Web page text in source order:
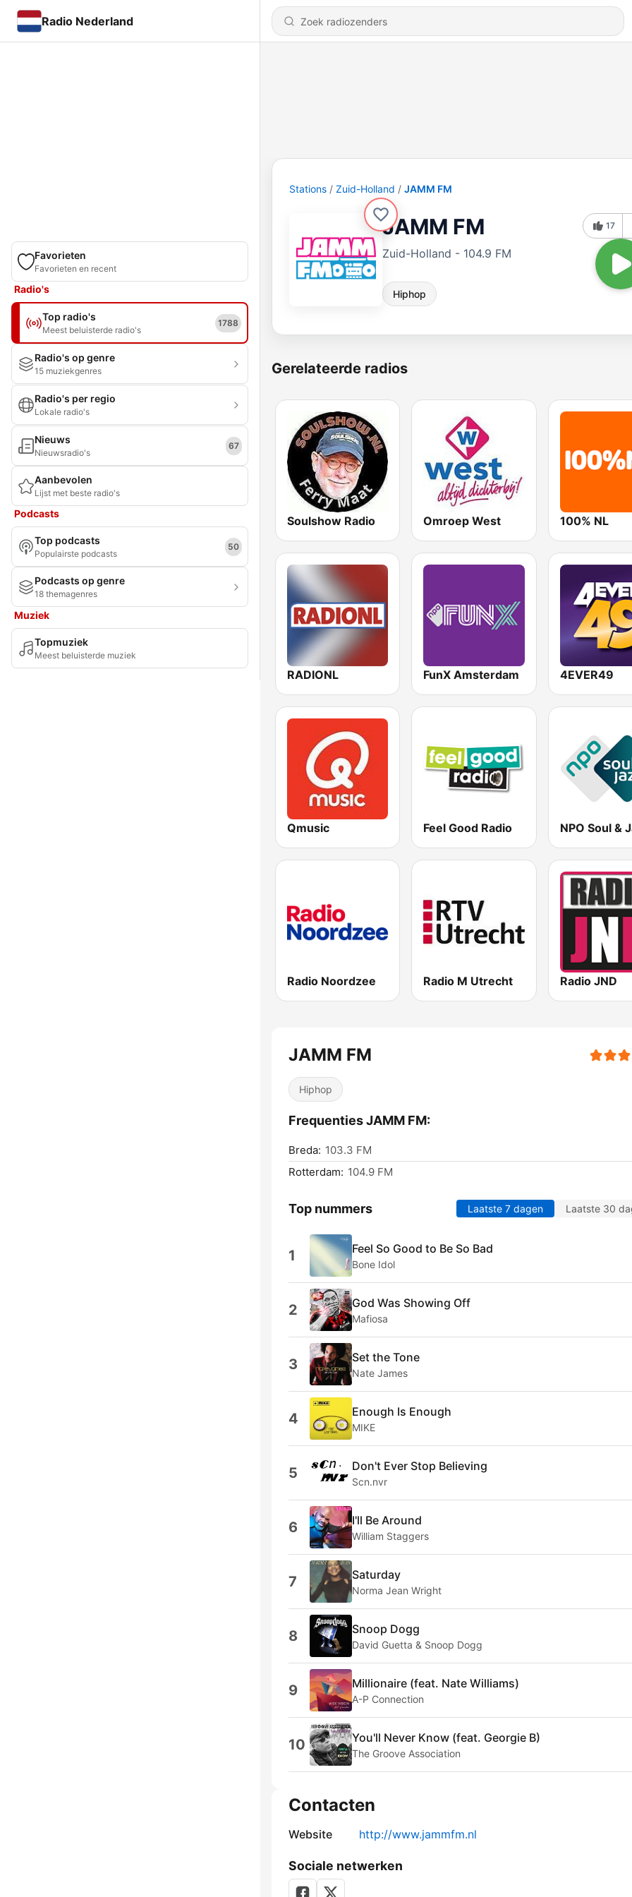
Radio Nederland
Favorieten
Favorieten en recent
Radio's
Top radio's
Meest beluisterde radio's
1788
Radio's op genre
15 muziekgenres
Radio's per regio
Lokale radio's
Nieuws
Nieuwsradio's
67
Aanbevolen
Lijst met beste radio's
Podcasts
Top podcasts
Populairste podcasts
50
Podcasts op genre
18 themagenres
Muziek
Topmuziek
Meest beluisterde muziek
Stations Zuid-Holland JAMM FM
JAMM FM
Zuid-Holland - 104.9 FM
Hiphop
17
Gerelateerde radios
Soulshow Radio Omroep West 100% NL
RADIONL FunX Amsterdam 4EVER49
Qmusic Feel Good Radio NPO Soul &
Radio Noordzee Radio M Utrecht Radio JND
JAMM FM
Hiphop
Frequenties JAMM FM:
Breda: 103.3 FM
Rotterdam: 104.9 FM
Top nummers Laatste 7 dagen Laatste 30
1 Feel So Good to Be So Bad
Bone Idol
2 God Was Showing Off
Mafiosa
3 Set the Tone
Nate James
4 Enough Is Enough
MIKE
5 Don't Ever Stop Believing
Scn.nvr
6 I'll Be Around
William Staggers
7 Saturday
Norma Jean Wright
8 Snoop Dogg
David Guetta & Snoop Dogg
9 Millionaire (feat. Nate Williams)
A-P Connection
10 You'll Never Know (feat. Georgie B)
The Groove Association
Contacten
Website http://www.jammfm.nl
Sociale netwerken